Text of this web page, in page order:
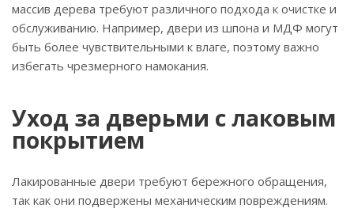
массив дерева требуют различного подхода к очистке и
обслуживанию. Например, двери из шпона и МДФ могут
быть более чувствительными к влаге, поэтому важно
избегать чрезмерного намокания.
Уход за дверьми с лаковым
покрытием
Лакированные двери требуют бережного обращения,
так как они подвержены механическим повреждениям.